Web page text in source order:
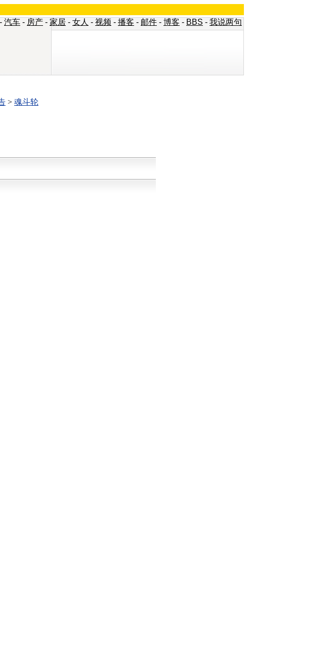
- 汽车 - 房产 - 家居 - 女人 - 视频 - 播客 - 邮件 - 博客 - BBS - 我说两句
> 魂斗轮